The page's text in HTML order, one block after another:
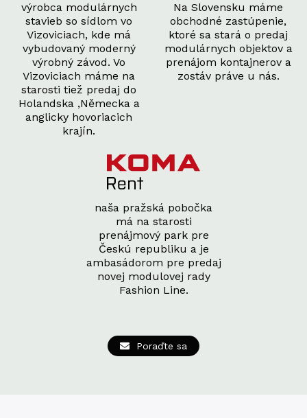
výrobca modulárnych
stavieb so sídlom vo
Vizoviciach, kde má
vybudovaný moderný
výrobný závod. Vo
Vizoviciach máme na
starosti tiež predaj do
Holandska ,Německa a
anglicky hovoriacich
krajín.
Na Slovensku máme
obchodné zastúpenie,
ktoré sa stará o predaj
modulárnych objektov a
prenájom kontajnerov a
zostáv práve u nás.
naša pražská pobočka
má na starosti
prenájmový park pre
Českú republiku a je
ambasádorom pre predaj
novej modulovej rady
Fashion Line.
Poraďte sa